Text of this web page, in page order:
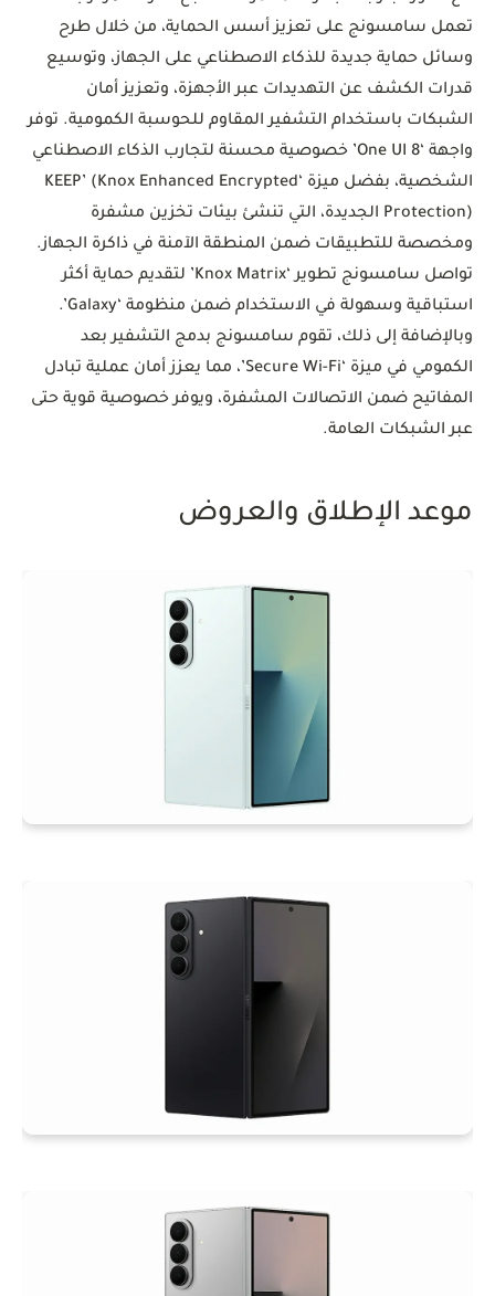
تعمل سامسونج على تعزيز أسس الحماية، من خلال طرح
وسائل حماية جديدة للذكاء الاصطناعي على الجهاز، وتوسيع
قدرات الكشف عن التهديدات عبر الأجهزة، وتعزيز أمان
الشبكات باستخدام التشفير المقاوم للحوسبة الكمومية. توفر
واجهة ‘One UI 8’ خصوصية محسنة لتجارب الذكاء الاصطناعي
الشخصية، بفضل ميزة ‘KEEP’ (Knox Enhanced Encrypted
Protection) الجديدة، التي تنشئ بيئات تخزين مشفرة
ومخصصة للتطبيقات ضمن المنطقة الآمنة في ذاكرة الجهاز.
تواصل سامسونج تطوير ‘Knox Matrix’ لتقديم حماية أكثر
استباقية وسهولة في الاستخدام ضمن منظومة ‘Galaxy’.
وبالإضافة إلى ذلك، تقوم سامسونج بدمج التشفير بعد
الكمومي في ميزة ‘Secure Wi-Fi’، مما يعزز أمان عملية تبادل
المفاتيح ضمن الاتصالات المشفرة، ويوفر خصوصية قوية حتى
عبر الشبكات العامة.
موعد الإطلاق والعروض